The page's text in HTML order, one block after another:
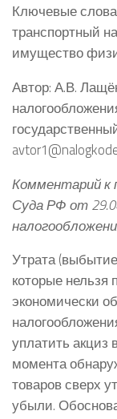
Ключевые
транспортный
имущество
Автор: А.В.
Комментарий к
Суда РФ от
Утрата
которые нельзя
экономически
уплатить акциз
момента
товаров сверх
убыли.